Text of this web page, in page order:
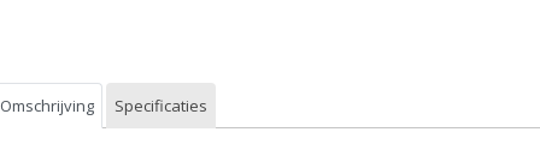
Omschrijving Specificaties